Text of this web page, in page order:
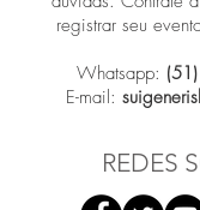
registrar seu
Whatsapp:
E-mail:
REDES